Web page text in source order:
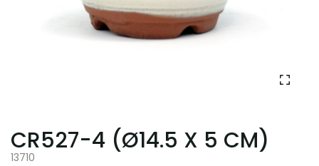
CR527-4 (Ø14.5 X 5 CM)
13710